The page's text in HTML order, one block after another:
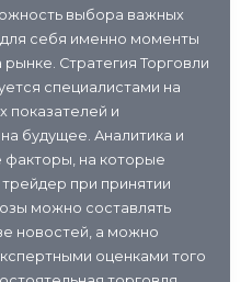
выбора важных
себя именно моменты
Стратегия Торговли
специалистами на
показателей и
будущее. Аналитика и
на которые
при принятии
можно составлять
новостей, а можно
оценками того